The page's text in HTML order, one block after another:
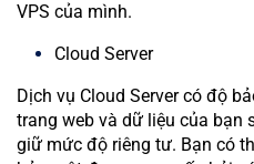
VPS của mình.
Cloud Server
Dịch vụ Cloud Server có độ
trang web và dữ liệu của bạn
giữ mức độ riêng tư. Bạn có